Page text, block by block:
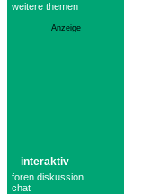
weitere themen
Anzeige
interaktiv
foren diskussion
chat